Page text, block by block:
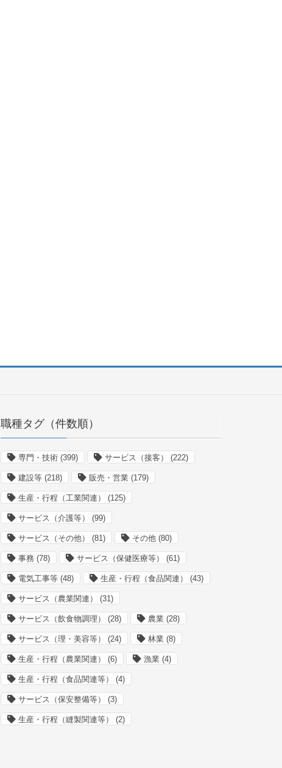
職種タグ（件数順）
専門・技術 (399) サービス（接客） (222)
建設等 (218) 販売・営業 (179)
生産・行程（工業関連） (125)
サービス（介護等） (99)
サービス（その他） (81) その他 (80)
事務 (78) サービス（保健医療等） (61)
電気工事等 (48) 生産・行程（食品関連） (43)
サービス（農業関連） (31)
サービス（飲食物調理） (28) 農業 (28)
サービス（理・美容等） (24) 林業 (8)
生産・行程（農業関連） (6) 漁業 (4)
生産・行程（食品関連等） (4)
サービス（保安整備等） (3)
生産・行程（縫製関連等） (2)